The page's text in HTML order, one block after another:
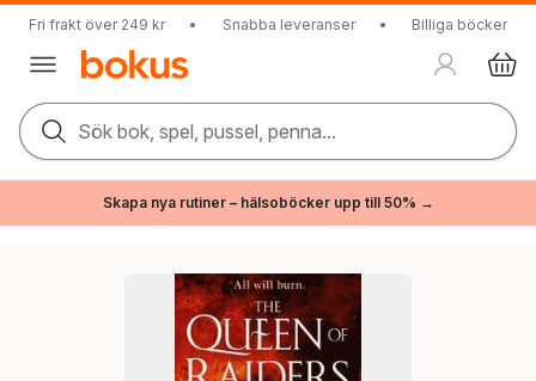
Fri frakt över 249 kr • Snabba leveranser • Billiga böcker
Sök bok, spel, pussel, penna...
Skapa nya rutiner – hälsoböcker upp till 50% →